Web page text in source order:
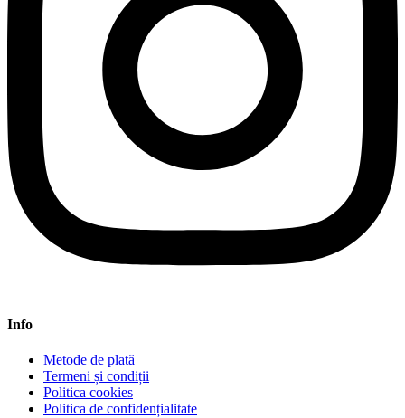
Info
Metode de plată
Termeni și condiții
Politica cookies
Politica de confidențialitate